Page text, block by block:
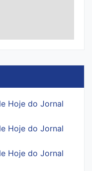
Hoje do Jornal
Hoje do Jornal
Hoje do Jornal